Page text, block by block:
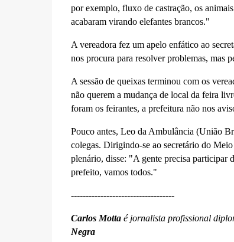
por exemplo, fluxo de castração, os
acabaram virando elefantes brancos."
A vereadora fez um apelo enfático ao
nos procura para resolver problemas, mas
A sessão de queixas terminou com os
não querem a mudança de local da feira
foram os feirantes, a prefeitura não nos
Pouco antes, Leo da Ambulância (União
colegas. Dirigindo-se ao secretário do
plenário, disse: "A gente precisa participar
prefeito, vamos todos."
-----------------------------------
Carlos Mottaé jornalista profissional
Negra